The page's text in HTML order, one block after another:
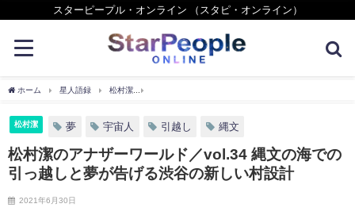
スターピープル・オンライン （スタピ・オンライン）
ホーム 星人語録 松村潔
松村潔 夢 宇宙人 引越し 縄文
松村潔のアナザーワールド／vol.34 縄文の海での
引っ越しと夢が告げる渋谷の新しい村設計
2021年6月30日